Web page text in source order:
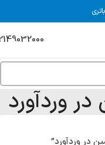
وردآورد
در وردآورد”